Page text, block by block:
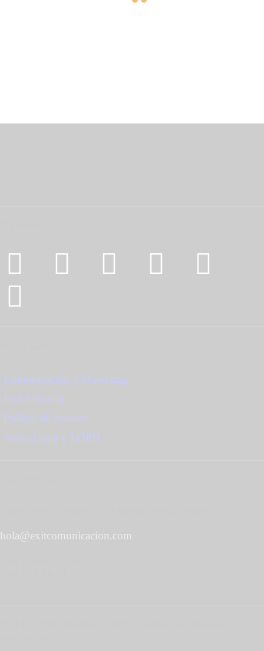
Comunicación y Marketing
Exit Editorial
Política de cookies
Aviso Legal y LOPD
hola@exitcomunicacion.com